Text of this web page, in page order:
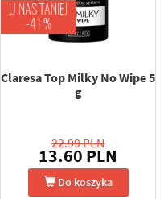
U NAS TANIEJ
-41 %
Claresa Top Milky No Wipe 5
g
22.99 PLN
13.60 PLN
Do koszyka